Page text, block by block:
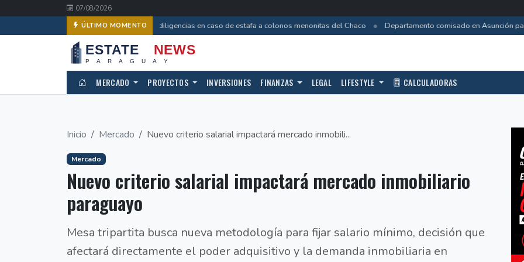
07/08/2026
ÚLTIMO MOMENTOAvanzan diligencias en caso de estafa a colonos menonitas del Chaco • Departamento comisado en Asunción
MERCADO PROYECTOS INVERSIONES FINANZAS LEGAL LIFESTYLE CALCULADORAS
Inicio Mercado Nuevo criterio salarial impactará mercado inmobili...
Mercado
Nuevo criterio salarial impactará mercado inmobiliario
paraguayo
Mesa tripartita busca nueva metodología para fijar salario mínimo, decisión que
afectará directamente el poder adquisitivo y la demanda inmobiliaria en